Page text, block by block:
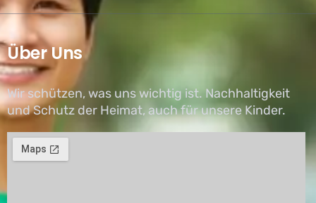
Über Uns
Wir schützen, was uns wichtig ist. Nachhaltigkeit
und Schutz der Heimat, auch für unsere Kinder.